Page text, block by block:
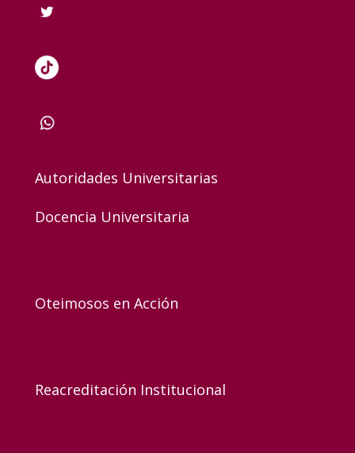
Autoridades Universitarias
Docencia Universitaria
Oteimosos en Acción
Reacreditación Institucional